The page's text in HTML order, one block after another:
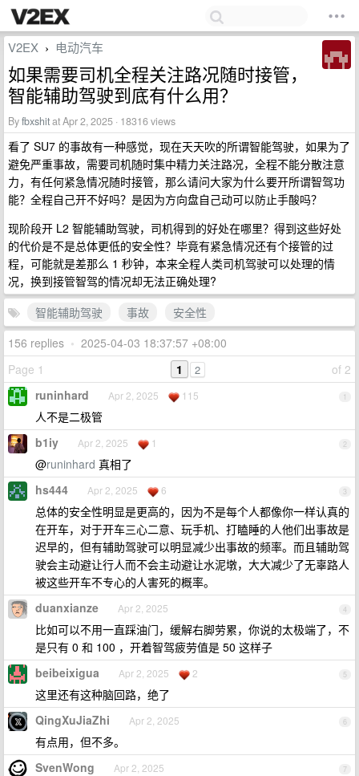
V2EX › 电动汽车
如果需要司机全程关注路况随时接管，
智能辅助驾驶到底有什么用？
Byfbxshitat Apr 2, 2025 · 18316 views
看了 SU7 的事故有一种感觉，现在天天吹的所谓智能驾驶，如果为了
避免严重事故，需要司机随时集中精力关注路况，全程不能分散注意
力，有任何紧急情况随时接管，那么请问大家为什么要开所谓智驾功
能？全程自己开不好吗？是因为方向盘自己动可以防止手酸吗？
现阶段开 L2 智能辅助驾驶，司机得到的好处在哪里？得到这些好处
的代价是不是总体更低的安全性？毕竟有紧急情况还有个接管的过
程，可能就是差那么 1 秒钟，本来全程人类司机驾驶可以处理的情
况，换到接管智驾的情况却无法正确处理?
智能辅助驾驶
事故
安全性
156 replies • 2025-04-03 18:37:57 +08:00
Page 1
of 2
1 2
1
runinhard Apr 2, 2025 115
人不是二极管
2
b1iy Apr 2, 2025 1
@runinhard 真相了
3
hs444 Apr 2, 2025 6
总体的安全性明显是更高的，因为不是每个人都像你一样认真的
在开车，对于开车三心二意、玩手机、打瞌睡的人他们出事故是
迟早的，但有辅助驾驶可以明显减少出事故的频率。而且辅助驾
驶会主动避让行人而不会主动避让水泥墩，大大减少了无辜路人
被这些开车不专心的人害死的概率。
4
duanxianze Apr 2, 2025
比如可以不用一直踩油门，缓解右脚劳累，你说的太极端了，不
是只有 0 和 100 ，开着智驾疲劳值是 50 这样子
5
beibeixigua Apr 2, 2025 2
这里还有这种脑回路，绝了
6
QingXuJiaZhi Apr 2, 2025
有点用，但不多。
7
SvenWong Apr 2, 2025